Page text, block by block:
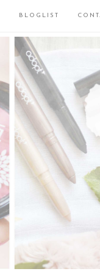
BLOGLIST